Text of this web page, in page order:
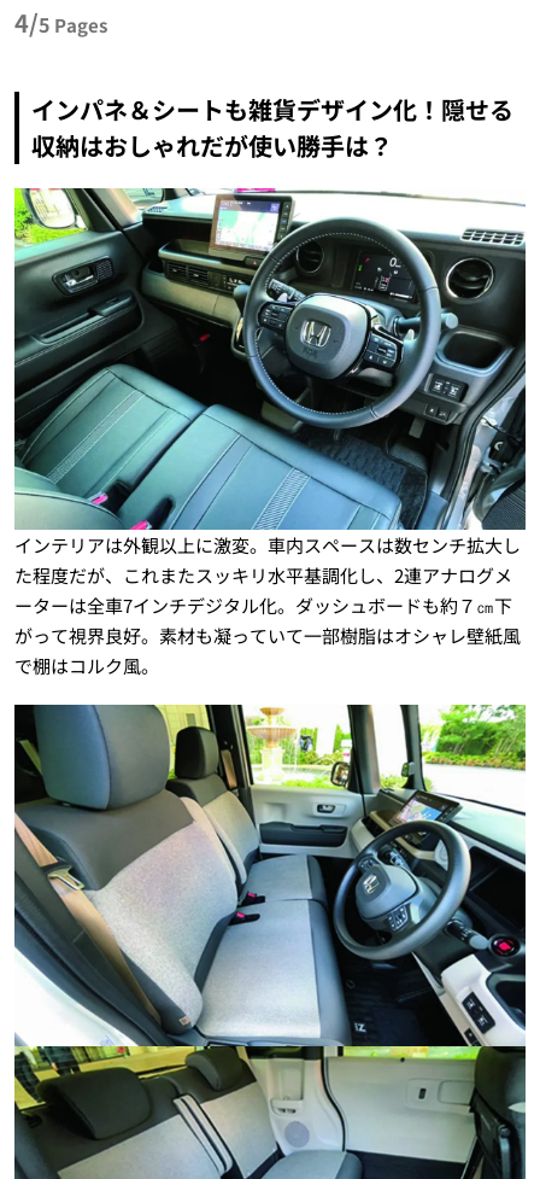
4/5 Pages
インパネ＆シートも雑貨デザイン化！隠せる
収納はおしゃれだが使い勝手は？
インテリアは外観以上に激変。車内スペースは数センチ拡大し
た程度だが、これまたスッキリ水平基調化し、2連アナログメ
ーターは全車7インチデジタル化。ダッシュボードも約７㎝下
がって視界良好。素材も凝っていて一部樹脂はオシャレ壁紙風
で棚はコルク風。